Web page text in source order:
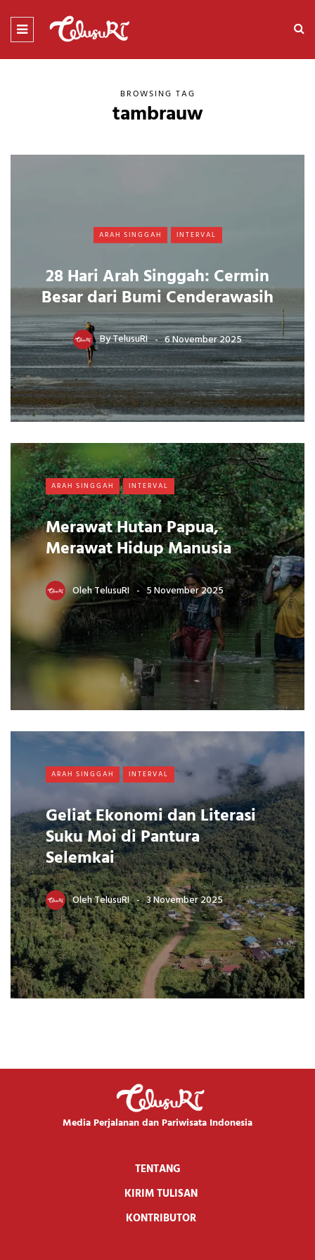
BROWSING TAG
tambrauw
ARAH SINGGAH INTERVAL
28 Hari Arah Singgah: Cermin
Besar dari Bumi Cenderawasih
ByTelusuRI 6 November 2025
ARAH SINGGAH INTERVAL
Merawat Hutan Papua,
Merawat Hidup Manusia
OlehTelusuRI 5 November 2025
ARAH SINGGAH INTERVAL
Geliat Ekonomi dan Literasi
Suku Moi di Pantura
Selemkai
OlehTelusuRI 3 November 2025
Media Perjalanan dan Pariwisata Indonesia
TENTANG
KIRIM TULISAN
KONTRIBUTOR